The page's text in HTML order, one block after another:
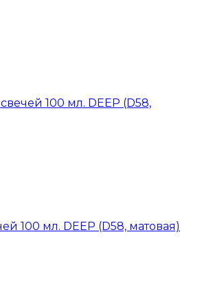
100 мл. DEEP (D58, матовая)